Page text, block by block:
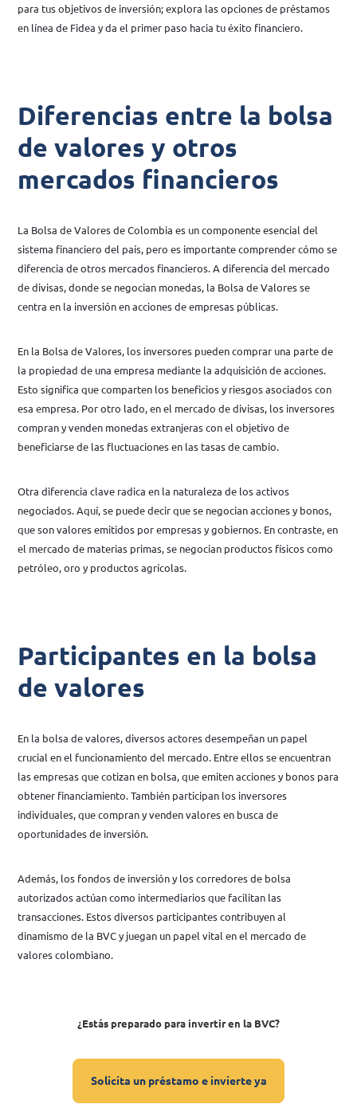
para tus objetivos de inversión; explora las opciones de préstamos
en línea de Fidea y da el primer paso hacia tu éxito financiero.
Diferencias entre la bolsa
de valores y otros
mercados financieros
La Bolsa de Valores de Colombia es un componente esencial del
sistema financiero del país, pero es importante comprender cómo se
diferencia de otros mercados financieros. A diferencia del mercado
de divisas, donde se negocian monedas, la Bolsa de Valores se
centra en la inversión en acciones de empresas públicas.
En la Bolsa de Valores, los inversores pueden comprar una parte de
la propiedad de una empresa mediante la adquisición de acciones.
Esto significa que comparten los beneficios y riesgos asociados con
esa empresa. Por otro lado, en el mercado de divisas, los inversores
compran y venden monedas extranjeras con el objetivo de
beneficiarse de las fluctuaciones en las tasas de cambio.
Otra diferencia clave radica en la naturaleza de los activos
negociados. Aquí, se puede decir que se negocian acciones y bonos,
que son valores emitidos por empresas y gobiernos. En contraste, en
el mercado de materias primas, se negocian productos físicos como
petróleo, oro y productos agrícolas.
Participantes en la bolsa
de valores
En la bolsa de valores, diversos actores desempeñan un papel
crucial en el funcionamiento del mercado. Entre ellos se encuentran
las empresas que cotizan en bolsa, que emiten acciones y bonos para
obtener financiamiento. También participan los inversores
individuales, que compran y venden valores en busca de
oportunidades de inversión.
Además, los fondos de inversión y los corredores de bolsa
autorizados actúan como intermediarios que facilitan las
transacciones. Estos diversos participantes contribuyen al
dinamismo de la BVC y juegan un papel vital en el mercado de
valores colombiano.
¿Estás preparado para invertir en la BVC?
Solicita un préstamo e invierte ya